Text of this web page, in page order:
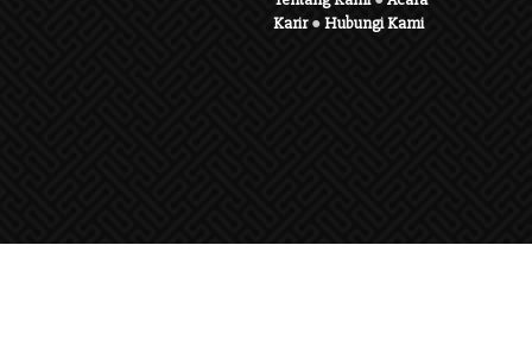
Karir●Hubungi Kami